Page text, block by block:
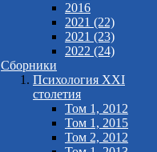
2016
2021 (22)
2021 (23)
2022 (24)
Сборники
Психология XXI
столетия
Том 1, 2012
Том 1, 2015
Том 2, 2012